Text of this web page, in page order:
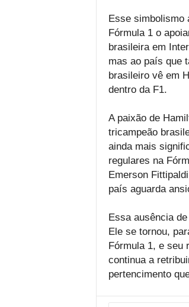
Esse simbolismo
Fórmula 1 o
brasileira em
mas ao país que
brasileiro vê em
dentro da F1.
A paixão de
tricampeão
ainda mais
regulares na
Emerson
país aguarda
Essa ausência
Ele se tornou,
Fórmula 1, e seu
continua a
pertencimento